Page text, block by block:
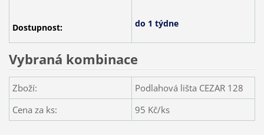
Dostupnost: do 1 týdne
Vybraná kombinace
Zboží:
Podlahová lišta CEZAR 128
Cena za ks:
95 Kč/ks